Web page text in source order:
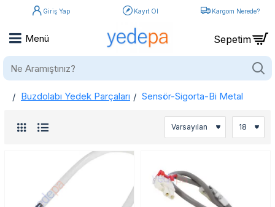
Giriş Yap Kayıt Ol Kargom Nerede?
Ne
home
Buzdolabı Yedek Parçaları Sensör-Sigorta-Bi Metal